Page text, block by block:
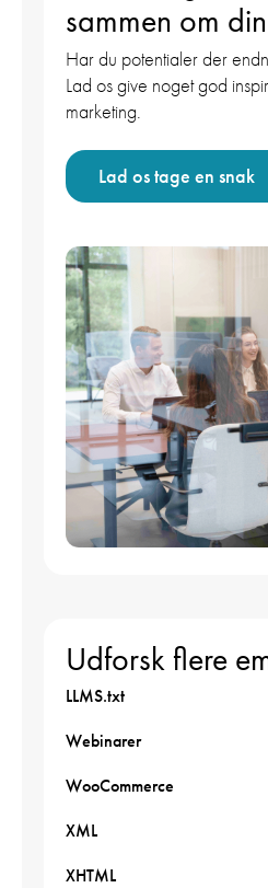
sammen om
Har du potentialer der
Lad os give noget god
marketing.
Lad os tage en snak
Udforsk flere
LLMS.txt
Webinarer
WooCommerce
XML
XHTML